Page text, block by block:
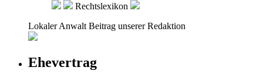
Rechtslexikon
Lokaler Anwalt Beitrag unserer Redaktion
Ehevertrag